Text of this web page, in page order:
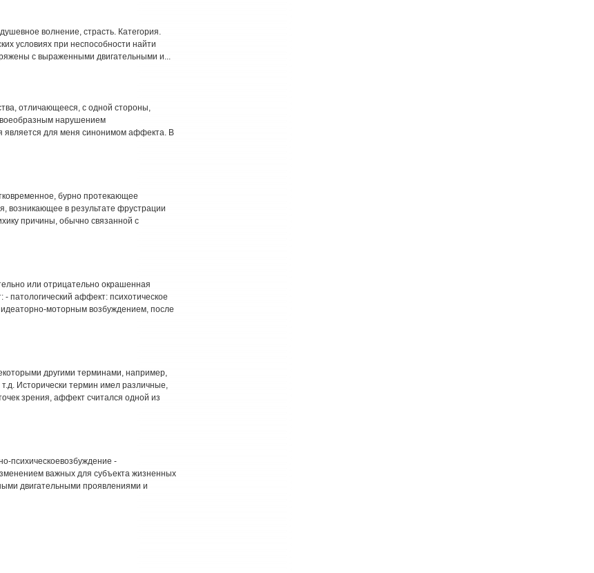
волнение, страсть. Категория.
условиях при неспособности найти
с выраженными двигательными и...
отличающееся, с одной стороны,
нарушением
является для меня синонимом аффекта. В
бурно протекающее
возникающее в результате фрустрации
причины, обычно связанной с
или отрицательно окрашенная
патологический аффект: психотическое
моторным возбуждением, после
другими терминами, например,
Исторически термин имел различные,
зрения, аффект считался одной из
психическоевозбуждение -
важных для субъекта жизненных
двигательными проявлениями и